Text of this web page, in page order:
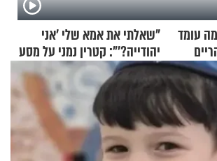
עומד
"שאלתי את אמא שלי 'אני
יהודייה?'": קטרין נמני על מסע
ההתחזקות המרגש